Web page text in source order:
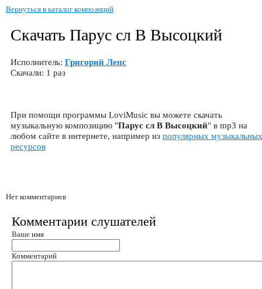
Вернуться в каталог композиций
Скачать Парус сл В Высоцкий
Исполнитель: Григорий Лепс
Скачали: 1 раз
При помощи программы LoviMusic вы можете скачать
музыкальную композицию "Парус сл В Высоцкий" в mp3 на
любом сайте в интернете, например из популярных музыкальных
ресурсов
Нет комментариев
Комментарии слушателей
Ваше имя
Комментарий